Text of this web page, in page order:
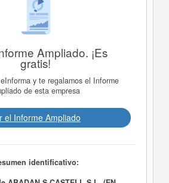
Ampliado. ¡Es
gratis!
y te regalamos el Informe
de esta empresa
el Informe Ampliado
identificativo: